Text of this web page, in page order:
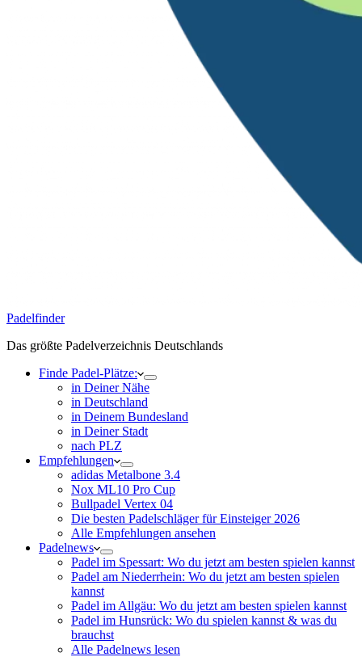
Padelfinder
Das größte Padelverzeichnis Deutschlands
Finde Padel-Plätze:
in Deiner Nähe
in Deutschland
in Deinem Bundesland
in Deiner Stadt
nach PLZ
Empfehlungen
adidas Metalbone 3.4
Nox ML10 Pro Cup
Bullpadel Vertex 04
Die besten Padelschläger für Einsteiger 2026
Alle Empfehlungen ansehen
Padelnews
Padel im Spessart: Wo du jetzt am besten spielen kannst
Padel am Niederrhein: Wo du jetzt am besten spielen
kannst
Padel im Allgäu: Wo du jetzt am besten spielen kannst
Padel im Hunsrück: Wo du spielen kannst & was du
brauchst
Alle Padelnews lesen